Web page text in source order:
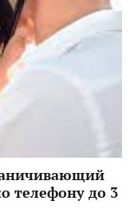
телефону до 3